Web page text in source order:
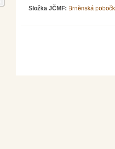
Složka JČMF: Brněnská